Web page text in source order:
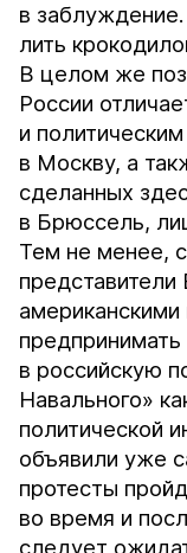
в
лить
В целом же
России
и
в Москву, а
сделанных
в Брюссель,
Тем не менее,
в российскую
Навального»
политической
объявили уже
протесты
во время и
следует